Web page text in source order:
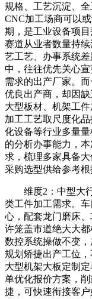
规格、工艺沉淀、
CNC加工场商可以
期，是工业设备项
赛道从业者数量持
艺工艺、办事系统
中，往往优先关心
需求的出产厂家。
优良出产商，却因
大型板材、机架工
加工工艺取尺度化
化设备等行业多量
的分析办事能力，
求，梳理多家具备
采购选型供给参考根
维度2：中型大行
类工件加工需求。
心，配套龙门磨床
许笼盖市道绝大大
数控系统操做不变
规划矫捷出产工位
大型机架大板定制
单优化报价方案，
捷，可快速衔接客户